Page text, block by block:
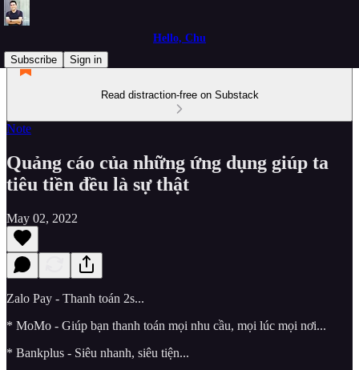
Hello, Chu
Subscribe
Sign in
Read distraction-free on Substack
Note
Quảng cáo của những ứng dụng giúp ta
tiêu tiền đều là sự thật
May 02, 2022
Zalo Pay - Thanh toán 2s...
* MoMo - Giúp bạn thanh toán mọi nhu cầu, mọi lúc mọi nơi...
* Bankplus - Siêu nhanh, siêu tiện...